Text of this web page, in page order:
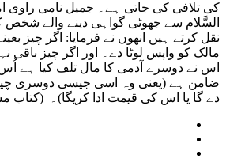
کی تلافی کی جاتی ہے۔ جمیل نامی راوی
السَّلام سے جھوٹی گواہی دینے والے شخص
نقل کرتے ہیں انھوں نے فرمایا: اگر چیز
مالک کو واپس لوٹا دے۔ اور اگر چیز
اس نے دوسرے آدمی کا مال تلف کیا ہے
ضامن ہے (یعنی وہ اسی جیسی دوسری چیز
دے گا یا اس کی قیمت ادا کریگا)۔ (کتاب